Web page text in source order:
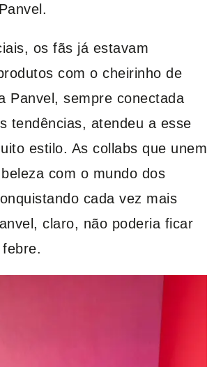
os fãs já estavam
com o cheirinho de
Panvel, sempre conectada
tendências, atendeu a esse
estilo. As collabs que unem
com o mundo dos
cada vez mais
claro, não poderia ficar